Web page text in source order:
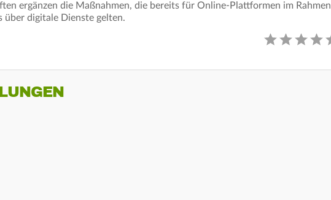
ergänzen die Maßnahmen, die bereits für Online-Plattformen im Rahmen
über digitale Dienste gelten.